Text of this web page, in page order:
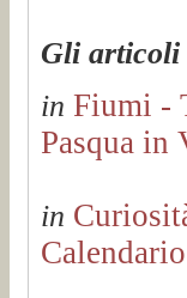
Gli
in Fiumi -
Pasqua in
in